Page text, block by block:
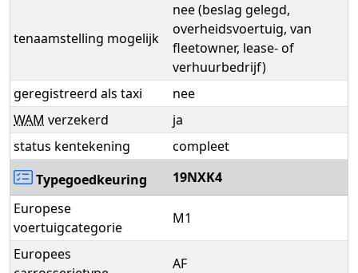
tenaamstelling mogelijk
nee (beslag gelegd,
overheidsvoertuig, van
fleetowner, lease- of
verhuurbedrijf)
geregistreerd als taxi
nee
WAM verzekerd
ja
status kentekening
compleet
Typegoedkeuring
19NXK4
Europese
voertuigcategorie
M1
Europees
AF